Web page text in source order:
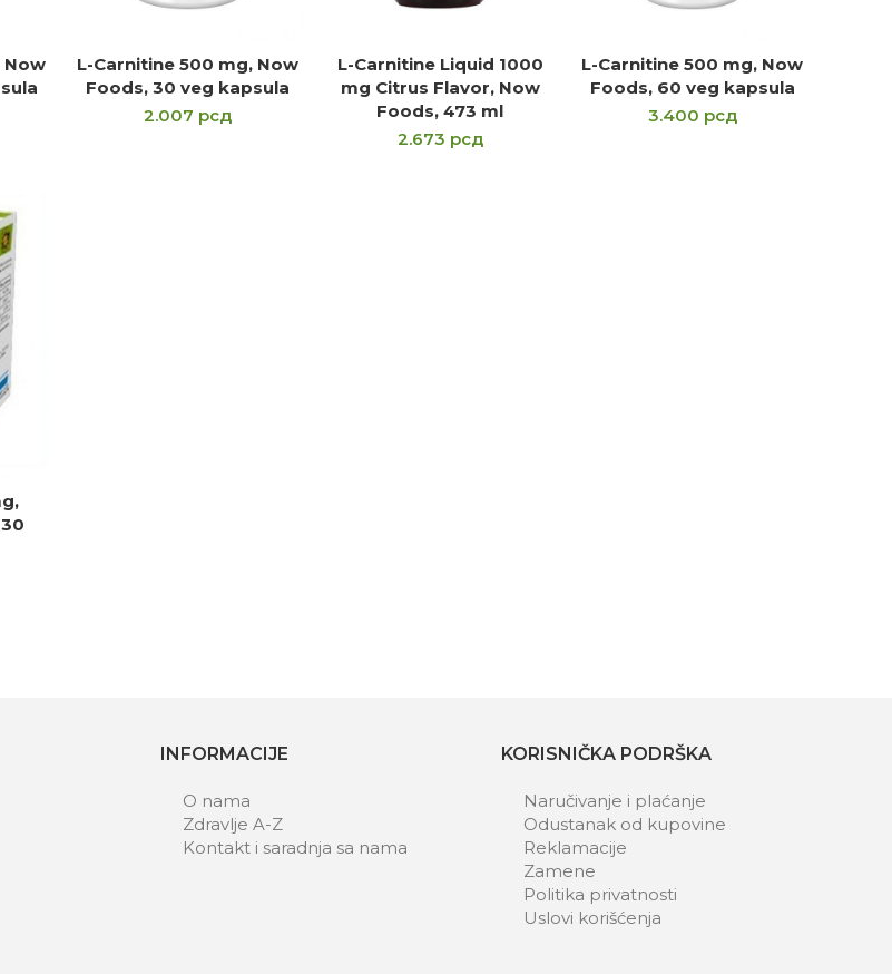
Now
PROČITAJTE JOŠ
L-Carnitine 500 mg, Now
Foods, 30 veg kapsula
2.007 рсд
PROČITAJTE JOŠ
L-Carnitine Liquid 1000
mg Citrus Flavor, Now
Foods, 473 ml
2.673 рсд
PROČITAJTE JOŠ
L-Carnitine 500 mg, Now
Foods, 60 veg kapsula
3.400 рсд
INFORMACIJE
O nama
Zdravlje A-Z
Kontakt i saradnja sa nama
KORISNIČKA PODRŠKA
Naručivanje i plaćanje
Odustanak od kupovine
Reklamacije
Zamene
Politika privatnosti
Uslovi korišćenja